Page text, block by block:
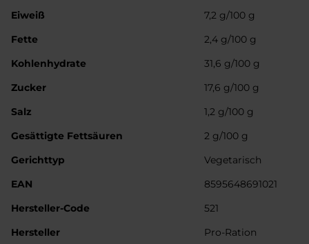
Eiweiß
7,2 g/100 g
Fette
2,4 g/100 g
Kohlenhydrate
31,6 g/100 g
Zucker
17,6 g/100 g
Salz
1,2 g/100 g
Gesättigte Fettsäuren
2 g/100 g
Gerichttyp
Vegetarisch
EAN
8595648691021
Hersteller-Code
521
Hersteller
Pro-Ration